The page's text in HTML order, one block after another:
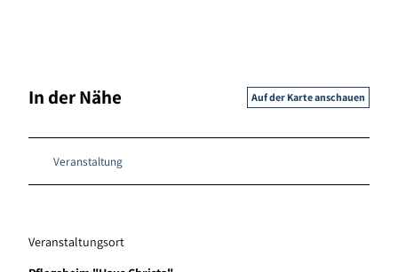
In der Nähe Auf der Karte anschauen
Veranstaltung
Veranstaltungsort